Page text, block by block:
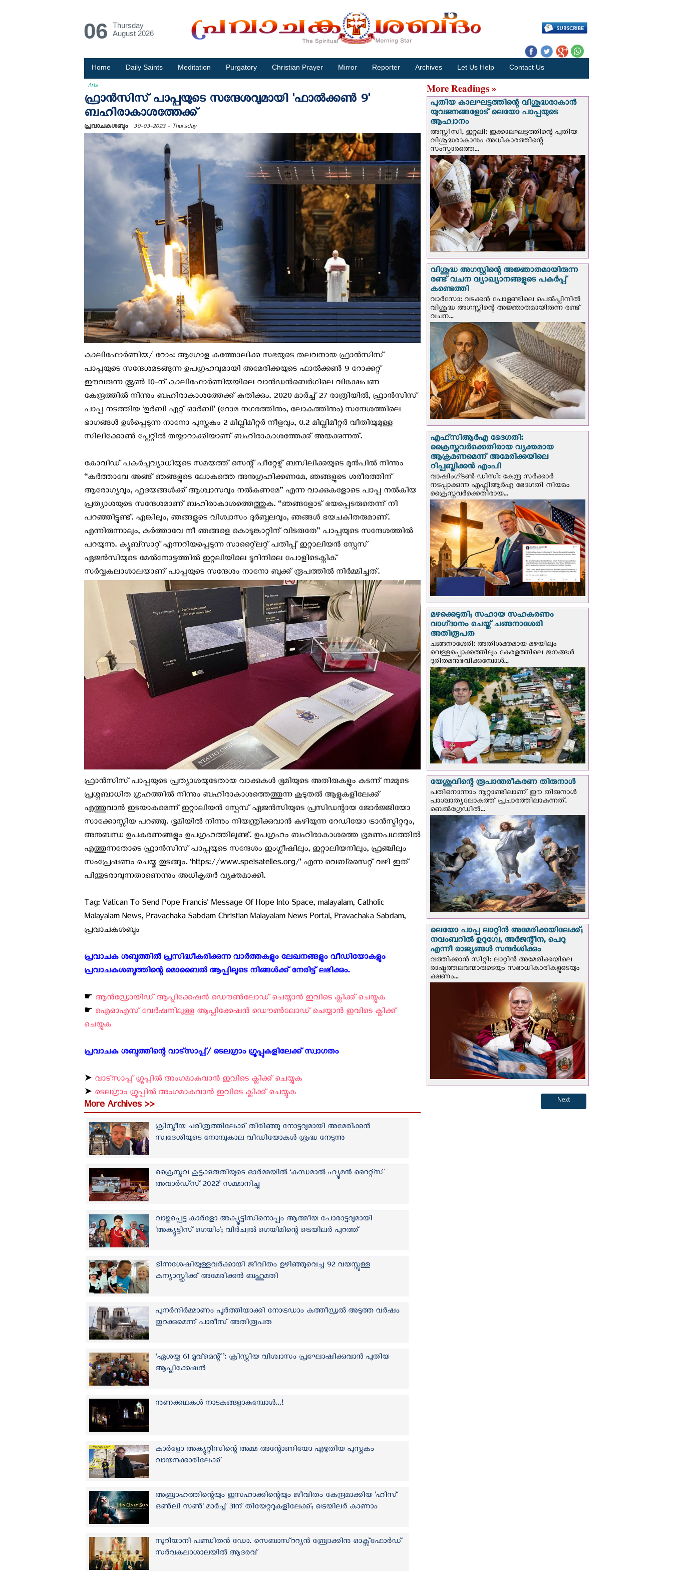
06
Thursday
August 2026
Home Daily Saints Meditation Purgatory Christian Prayer Mirror Reporter Archives Let Us Help Contact Us
Arts
ഫ്രാന്‍സിസ് പാപ്പയുടെ സന്ദേശവുമായി 'ഫാല്‍ക്കണ്‍ 9'
ബഹിരാകാശത്തേക്ക്
പ്രവാചകശബ്ദം 30-03-2023 - Thursday
കാലിഫോര്‍ണിയ/ റോം: ആഗോള കത്തോലിക്ക സഭയുടെ തലവനായ ഫ്രാന്‍സിസ്
പാപ്പയുടെ സന്ദേശമടങ്ങുന്ന ഉപഗ്രഹവുമായി അമേരിക്കയുടെ ഫാല്‍ക്കണ്‍ 9 റോക്കറ്റ്
ഈവരുന്ന ജൂണ്‍ 10-ന് കാലിഫോര്‍ണിയയിലെ വാന്‍ഡന്‍ബെര്‍ഗിലെ വിക്ഷേപണ
കേന്ദ്രത്തില്‍ നിന്നും ബഹിരാകാശത്തേക്ക് കുതിക്കും. 2020 മാര്‍ച്ച് 27 രാത്രിയില്‍, ഫ്രാന്‍സിസ്
പാപ്പ നടത്തിയ ‘ഉര്‍ബി എറ്റ് ഓര്‍ബി’ (റോമ നഗരത്തിനും, ലോകത്തിനും) സന്ദേശത്തിലെ
ഭാഗങ്ങള്‍ ഉള്‍പ്പെടുന്ന നാനോ പുസ്തകം 2 മില്ലിമീറ്റര്‍ നീളവും, 0.2 മില്ലിമീറ്റര്‍ വീതിയുമുള്ള
സിലിക്കോണ്‍ പ്ലേറ്റിൽ തയ്യാറാക്കിയാണ് ബഹിരാകാശത്തേക്ക് അയക്കുന്നത്.
കോവിഡ് പകര്‍ച്ചവ്യാധിയുടെ സമയത്ത് സെന്റ്‌ പീറ്റേഴ്സ് ബസിലിക്കയുടെ മുന്‍പില്‍ നിന്നും
“കര്‍ത്താവേ അങ്ങ് ഞങ്ങളുടെ ലോകത്തെ അനുഗ്രഹിക്കണമേ, ഞങ്ങളുടെ ശരീരത്തിന്
ആരോഗ്യവും, ഹൃദയങ്ങള്‍ക്ക്‌ ആശ്വാസവും നല്‍കണമേ” എന്ന വാക്കുകളോടെ പാപ്പ നല്‍കിയ
പ്രത്യാശയുടെ സന്ദേശമാണ് ബഹിരാകാശത്തെത്തുക. “ഞങ്ങളോട് ഭയപ്പെടരുതെന്ന് നീ
പറഞ്ഞിട്ടുണ്ട്. എങ്കിലും, ഞങ്ങളുടെ വിശ്വാസം ദുര്‍ബ്ബലവും, ഞങ്ങള്‍ ഭയചകിതരുമാണ്.
എന്നിരുന്നാലും, കര്‍ത്താവേ നീ ഞങ്ങളെ കൊടുങ്കാറ്റിന്‌ വിടരുതേ” പാപ്പയുടെ സന്ദേശത്തില്‍
പറയുന്നു. ക്യൂബ്സാറ്റ് എന്നറിയപ്പെടുന്ന സാറ്റ്ലൈറ്റ് പതിപ്പ് ഇറ്റാലിയന്‍ സ്പേസ്
ഏജന്‍സിയുടെ മേല്‍നോട്ടത്തില്‍ ഇറ്റലിയിലെ ടൂറിനിലെ പോളിടെക്നിക്
സര്‍വ്വകലാശാലയാണ് പാപ്പയുടെ സന്ദേശം നാനോ ബുക്ക് രൂപത്തില്‍ നിര്‍മ്മിച്ചത്.
ഫ്രാന്‍സിസ് പാപ്പയുടെ പ്രത്യാശയുടേതായ വാക്കുകള്‍ ഭൂമിയുടെ അതിരുകളും കടന്ന് നമ്മുടെ
പ്രശ്നബാധിത ഗ്രഹത്തില്‍ നിന്നും ബഹിരാകാശത്തെത്തുന്ന കൂടുതല്‍ ആളുകളിലേക്ക്
എത്തുവാന്‍ ഇടയാകുമെന്ന് ഇറ്റാലിയന്‍ സ്പേസ് ഏജന്‍സിയുടെ പ്രസിഡന്റായ ജോര്‍ജ്ജിയോ
സാക്കോസ്സിയ പറഞ്ഞു. ഭൂമിയില്‍ നിന്നും നിയന്ത്രിക്കുവാന്‍ കഴിയുന്ന റേഡിയോ ട്രാന്‍സ്മിറ്ററും,
അനുബന്ധ ഉപകരണങ്ങളും ഉപഗ്രഹത്തിലുണ്ട്. ഉപഗ്രഹം ബഹിരാകാശത്തെ ഭ്രമണപഥത്തില്‍
എത്തുന്നതോടെ ഫ്രാന്‍സിസ് പാപ്പയുടെ സന്ദേശം ഇംഗ്ലീഷിലും, ഇറ്റാലിയനിലും, ഫ്രഞ്ചിലും
സംപ്രേഷണം ചെയ്തു തുടങ്ങും. ‘https://www.speisatelles.org/’ എന്ന വെബ്സൈറ്റ് വഴി ഇത്
പിന്തുടരാവുന്നതാണെന്നും അധികൃതര്‍ വ്യക്തമാക്കി.
Tag: Vatican To Send Pope Francis' Message Of Hope Into Space, malayalam, Catholic
Malayalam News, Pravachaka Sabdam Christian Malayalam News Portal, Pravachaka Sabdam,
പ്രവാചകശബ്ദം
പ്രവാചക ശബ്ദത്തിൽ പ്രസിദ്ധീകരിക്കുന്ന വാർത്തകളും ലേഖനങ്ങളും വീഡിയോകളും
പ്രവാചകശബ്ദത്തിന്റെ മൊബൈൽ ആപ്പിലൂടെ നിങ്ങൾക്ക് നേരിട്ട് ലഭിക്കും. ‍
☛ ആന്‍ഡ്രോയിഡ് ആപ്ലിക്കേഷന്‍ ഡൌണ്‍ലോഡ് ചെയ്യാന്‍ ഇവിടെ ക്ലിക്ക് ചെയ്യുക ‍
☛ ഐ‌ഓ‌എസ് വേര്‍ഷനിലുള്ള ആപ്ലിക്കേഷന്‍ ഡൌണ്‍ലോഡ് ചെയ്യാന്‍ ഇവിടെ ക്ലിക്ക്
ചെയ്യുക ‍
പ്രവാചക ശബ്ദത്തിന്റെ വാട്സാപ്പ്/ ടെലഗ്രാം ഗ്രൂപ്പുകളിലേക്ക് സ്വാഗതം ‍
➤ വാട്സാപ്പ് ഗ്രൂപ്പിൽ അംഗമാകുവാൻ ഇവിടെ ക്ലിക്ക് ചെയ്യുക
➤ ടെലഗ്രാം ഗ്രൂപ്പിൽ അംഗമാകുവാൻ ഇവിടെ ക്ലിക്ക് ചെയ്യുക
More Archives >>
ക്രിസ്തീയ ചരിത്രത്തിലേക്ക് തിരിഞ്ഞു നോട്ടവുമായി അമേരിക്കന്‍
സ്വദേശിയുടെ നോമ്പുകാല വീഡിയോകള്‍ ശ്രദ്ധ നേടുന്നു
ക്രൈസ്തവ കൂട്ടക്കുരുതിയുടെ ഓര്‍മ്മയില്‍ ‘കന്ധമാല്‍ ഹ്യൂമന്‍ റൈറ്റ്സ്
അവാര്‍ഡ്സ് 2022’ സമ്മാനിച്ചു
വാഴ്ത്തപ്പെട്ട കാര്‍ളോ അക്യൂട്ടിസിനൊപ്പം ആത്മീയ പോരാട്ടവുമായി
'അക്യൂട്ടിസ് ഗെയിം'; വിര്‍ച്വല്‍ ഗെയിമിന്റെ ട്രെയിലര്‍ പുറത്ത്
ഭിന്നശേഷിയുള്ളവര്‍ക്കായി ജീവിതം ഉഴിഞ്ഞുവെച്ച 92 വയസ്സുള്ള
കന്യാസ്ത്രീക്ക് അമേരിക്കന്‍ ബഹുമതി
പുനര്‍നിര്‍മ്മാണം പൂര്‍ത്തിയാക്കി നോട്രഡാം കത്തീഡ്രല്‍ അടുത്ത വര്‍ഷം
തുറക്കുമെന്ന് പാരീസ് അതിരൂപത
‘ഏശയ്യ 61 മൂവ്മെന്റ്’: ക്രിസ്തീയ വിശ്വാസം പ്രഘോഷിക്കുവാന്‍ പുതിയ
ആപ്ലിക്കേഷന്‍
നുണക്കഥകൾ നാടകങ്ങളാകുമ്പോൾ...!
കാർളോ അക്യുറ്റിസിന്റെ അമ്മ അന്റോണിയോ എഴുതിയ പുസ്തകം
വായനക്കാരിലേക്ക്
അബ്രാഹത്തിന്റെയും ഇസഹാക്കിന്റെയും ജീവിതം കേന്ദ്രമാക്കിയ 'ഹിസ്
ഒണ്‍ലി സൺ' മാർച്ച് 31ന് തിയേറ്ററുകളിലേക്ക്; ട്രെയിലര്‍ കാണാം
സുറിയാനി പണ്ഡിതൻ ഡോ. സെബാസ്ററ്യൻ ബ്രോക്കിനു ഓക്സ്ഫോർഡ്
സർവകലാശാലയിൽ ആദരവ്
More Readings »
പുതിയ കാലഘട്ടത്തിന്റെ വിശുദ്ധരാകാന്‍
യുവജനങ്ങളോട് ലെയോ പാപ്പയുടെ
ആഹ്വാനം
അസ്സീസി, ഇറ്റലി: ഇക്കാലഘട്ടത്തിന്റെ പുതിയ
വിശുദ്ധരാകാനും അധികാരത്തിന്റെ
സംസ്കാരത്തെ...
വിശുദ്ധ അഗസ്റ്റിന്റെ അജ്ഞാതമായിരുന്ന
രണ്ട് വചന വ്യാഖ്യാനങ്ങളുടെ പകര്‍പ്പ്
കണ്ടെത്തി
വാര്‍സോ: വടക്കൻ പോളണ്ടിലെ പെൽപ്ലിനില്‍
വിശുദ്ധ അഗസ്റ്റിന്റെ അജ്ഞാതമായിരുന്ന രണ്ട്
വചന...
എഫ്‌സി‌ആര്‍‌എ ഭേദഗതി:
ക്രൈസ്തവർക്കെതിരായ വ്യക്തമായ
ആക്രമണമെന്ന് അമേരിക്കയിലെ
റിപ്പബ്ലിക്കൻ എംപി
വാഷിംഗ്ടണ്‍ ഡി‌സി: കേന്ദ്ര സർക്കാർ
നടപ്പാക്കുന്ന എഫ്സിആർഎ ഭേദഗതി നിയമം
ക്രൈസ്തവർക്കെതിരായ...
മഴക്കെടുതി; സഹായ സഹകരണം
വാഗ്‌ദാനം ചെയ്ത് ചങ്ങനാശേരി
അതിരൂപത
ചങ്ങനാശേരി: അതിശക്തമായ മഴയിലും
വെള്ളപ്പൊക്കത്തിലും കേരളത്തിലെ ജനങ്ങൾ
ദുരിതമനുഭവിക്കുമ്പോൾ...
യേശുവിന്റെ രൂപാന്തരീകരണ തിരുനാള്‍
പതിനൊന്നാം നൂറ്റാണ്ടിലാണ് ഈ തിരുനാള്‍
പാശ്ചാത്യലോകത്ത് പ്രചാരത്തിലാകുന്നത്.
ബെല്‍ഗ്രേഡില്‍...
ലെയോ പാപ്പ ലാറ്റിൻ അമേരിക്കയിലേക്ക്;
നവംബറില്‍ ഉറുഗ്വേ, അർജന്റീന, പെറു
എന്നീ രാജ്യങ്ങള്‍ സന്ദര്‍ശിക്കും
വത്തിക്കാന്‍ സിറ്റി: ലാറ്റിന്‍ അമേരിക്കയിലെ
രാഷ്ട്രത്തലവന്മാരുടെയും സഭാധികാരികളുടെയും
ക്ഷണം...
Next